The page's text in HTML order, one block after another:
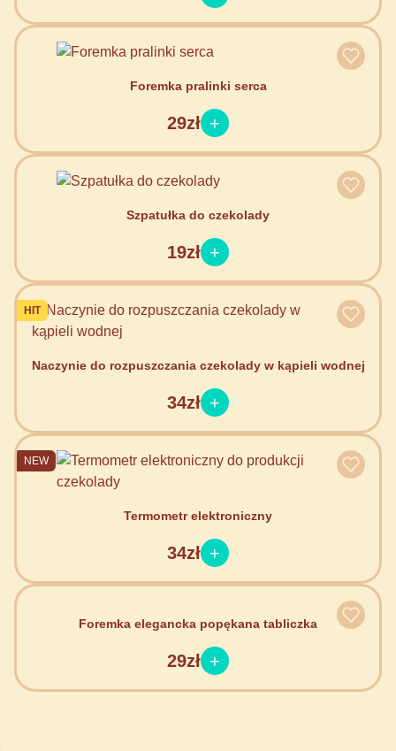
Foremka pralinki serca
29zł
Szpatułka do czekolady
19zł
HIT
Naczynie do rozpuszczania czekolady w kąpieli wodnej
34zł
NEW
Termometr elektroniczny
34zł
Foremka elegancka popękana tabliczka
29zł